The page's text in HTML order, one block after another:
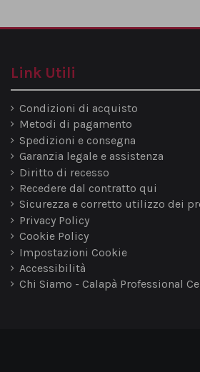
Link Utili
Condizioni di acquisto
Metodi di pagamento
Spedizioni e consegna
Garanzia legale e assistenza
Diritto di recesso
Recedere dal contratto qui
Sicurezza e corretto utilizzo dei
Privacy Policy
Cookie Policy
Impostazioni Cookie
Accessibilità
Chi Siamo - Calapà Professional